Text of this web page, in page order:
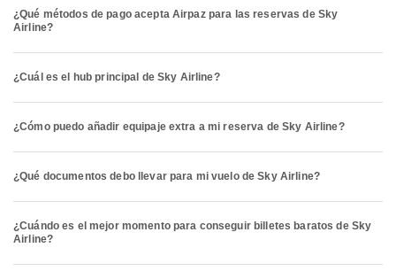
¿Qué métodos de pago acepta Airpaz para las reservas de Sky
Airline?
¿Cuál es el hub principal de Sky Airline?
¿Cómo puedo añadir equipaje extra a mi reserva de Sky Airline?
¿Qué documentos debo llevar para mi vuelo de Sky Airline?
¿Cuándo es el mejor momento para conseguir billetes baratos de Sky
Airline?